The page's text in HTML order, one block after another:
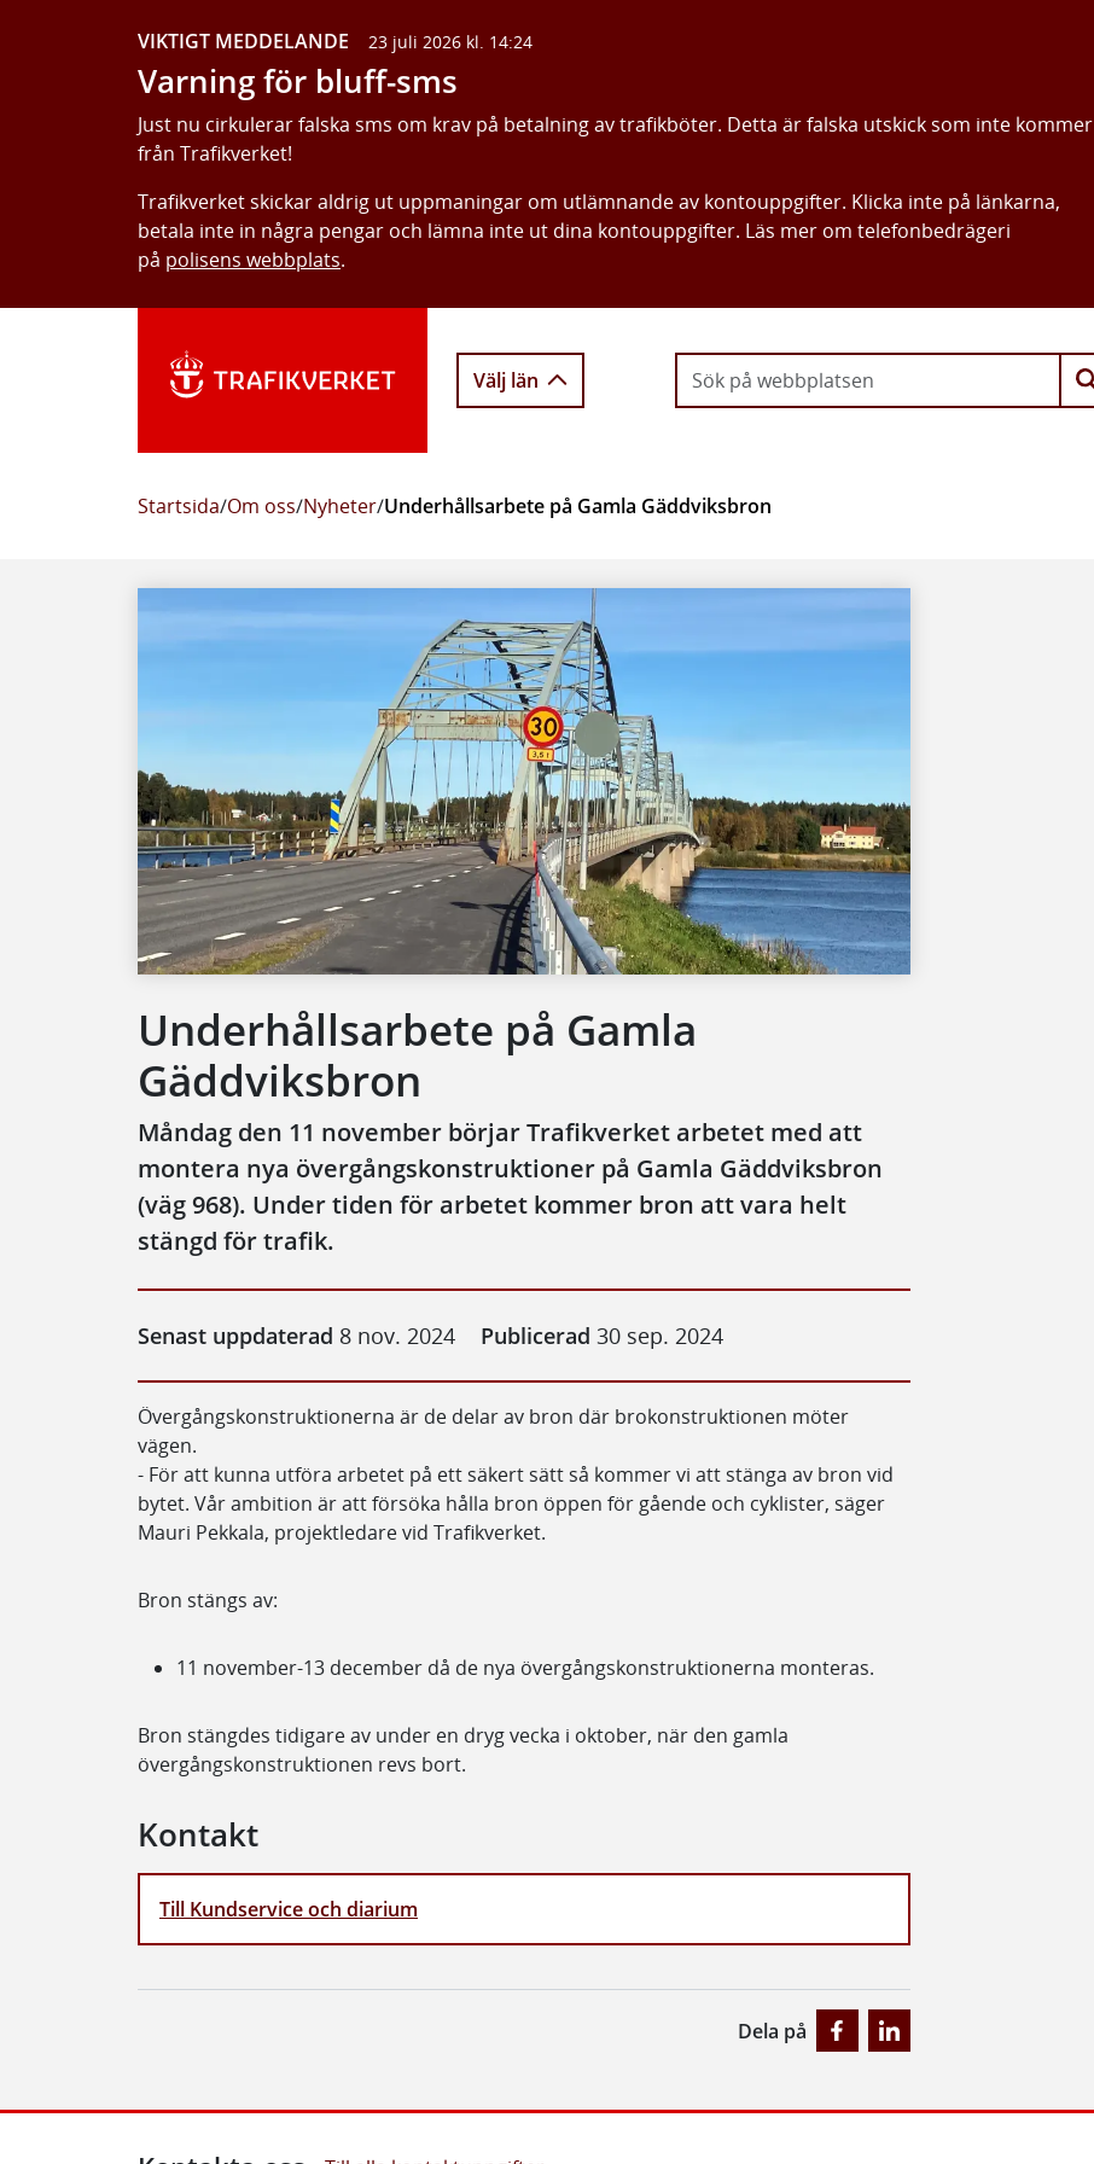
VIKTIGT MEDDELANDE 23 juli 2026 kl. 14:24
Varning för bluff-sms
Just nu cirkulerar falska sms om krav på betalning av trafikböter. Detta är falska utskick som inte kommer
från Trafikverket!
Trafikverket skickar aldrig ut uppmaningar om utlämnande av kontouppgifter. Klicka inte på länkarna,
betala inte in några pengar och lämna inte ut dina kontouppgifter. Läs mer om telefonbedrägeri
på polisens webbplats.
Välj län
Startsida/Om oss/Nyheter/Underhållsarbete på Gamla Gäddviksbron
Underhållsarbete på Gamla
Gäddviksbron
Måndag den 11 november börjar Trafikverket arbetet med att
montera nya övergångskonstruktioner på Gamla Gäddviksbron
(väg 968). Under tiden för arbetet kommer bron att vara helt
stängd för trafik.
Senast uppdaterad 8 nov. 2024 Publicerad 30 sep. 2024
Övergångskonstruktionerna är de delar av bron där brokonstruktionen möter
vägen.
- För att kunna utföra arbetet på ett säkert sätt så kommer vi att stänga av bron vid
bytet. Vår ambition är att försöka hålla bron öppen för gående och cyklister, säger
Mauri Pekkala, projektledare vid Trafikverket.
Bron stängs av:
11 november-13 december då de nya övergångskonstruktionerna monteras.
Bron stängdes tidigare av under en dryg vecka i oktober, när den gamla
övergångskonstruktionen revs bort.
Kontakt
Till Kundservice och diarium
Dela på